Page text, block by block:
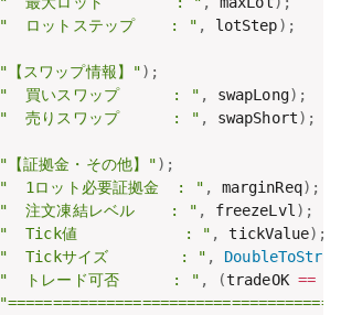
"  ロットステップ    : " , lotStep) ;
"【スワップ情報】") ;
"  買いスワップ      : " , swapLong) ;
"  売りスワップ      : " , swapShort) ;
"【証拠金・その他】") ;
"  1ロット必要証拠金  : " , marginReq) ;
"  注文凍結レベル    : " , freezeLvl ) ;
"  Tick値            : " , tickValue) ;
"  Tickサイズ        : " , DoubleToStr
"  トレード可否      : " , (tradeOK ==